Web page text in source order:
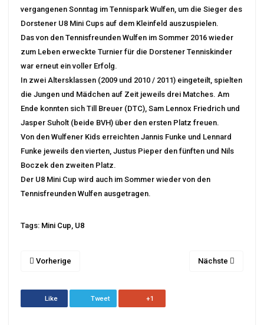
vergangenen Sonntag im Tennispark Wulfen, um die Sieger des
Dorstener U8 Mini Cups auf dem Kleinfeld auszuspielen.
Das von den Tennisfreunden Wulfen im Sommer 2016 wieder
zum Leben erweckte Turnier für die Dorstener Tenniskinder
war erneut ein voller Erfolg.
In zwei Altersklassen (2009 und 2010 / 2011) eingeteilt, spielten
die Jungen und Mädchen auf Zeit jeweils drei Matches. Am
Ende konnten sich Till Breuer (DTC), Sam Lennox Friedrich und
Jasper Suholt (beide BVH) über den ersten Platz freuen.
Von den Wulfener Kids erreichten Jannis Funke und Lennard
Funke jeweils den vierten, Justus Pieper den fünften und Nils
Boczek den zweiten Platz.
Der U8 Mini Cup wird auch im Sommer wieder von den
Tennisfreunden Wulfen ausgetragen.
Tags: Mini Cup, U8
Vorherige Nächste
Like Tweet +1